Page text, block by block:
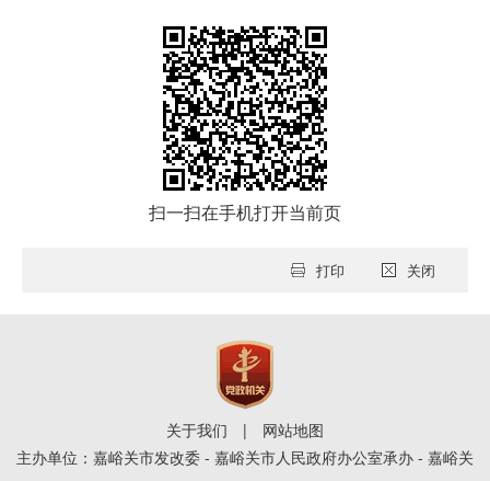
扫一扫在手机打开当前页
打印 关闭
关于我们 |
网站地图
主办单位：嘉峪关市发改委 - 嘉峪关市人民政府办公室承办 - 嘉峪关